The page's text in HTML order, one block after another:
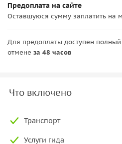
Предоплата на сайте
Оставшуюся сумму заплатить на
Для предоплаты доступен полный
отмене за 48 часов
Что включено
Транспорт
Услуги гида